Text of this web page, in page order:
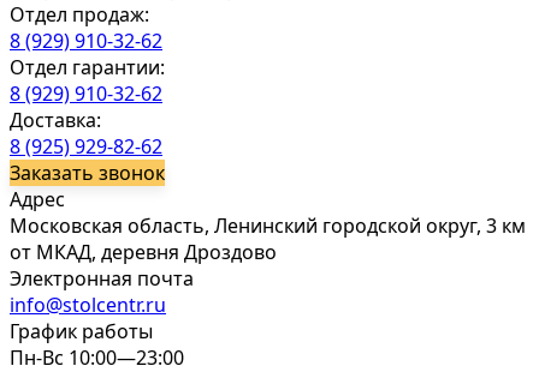
Отдел продаж:
8 (929) 910-32-62
Отдел гарантии:
8 (929) 910-32-62
Доставка:
8 (925) 929-82-62
Заказать звонок
Адрес
Московская область, Ленинский городской округ, 3 км
от МКАД, деревня Дроздово
Электронная почта
info@stolcentr.ru
График работы
Пн-Вс 10:00—23:00